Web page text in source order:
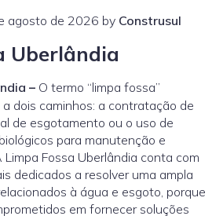
agosto de 2026 by Construsul
Uberlândia
– O termo “limpa fossa”
dois caminhos: a contratação de
de esgotamento ou o uso de
para manutenção e
Fossa Uberlândia conta com
dedicados a resolver uma ampla
à água e esgoto, porque
em fornecer soluções